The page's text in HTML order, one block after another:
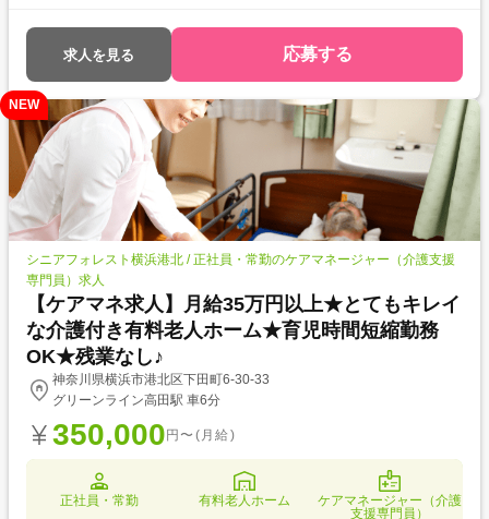
求人を見る 応募する
NEW
シニアフォレスト横浜港北 / 正社員・常勤のケアマネージャー（介護支援
専門員）求人
【ケアマネ求人】月給35万円以上★とてもキレイ
な介護付き有料老人ホーム★育児時間短縮勤務
OK★残業なし♪
神奈川県横浜市港北区下田町6-30-33
グリーンライン高田駅 車6分
350,000 円〜(月給)
正社員・常勤 有料老人ホーム
ケアマネージャー（介護
支援専門員）